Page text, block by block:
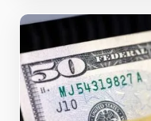
dikkat çekerek, y…